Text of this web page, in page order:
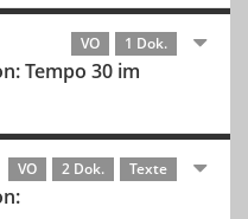
VO 1 Dok.
Tempo 30 im
VO 2 Dok. Texte